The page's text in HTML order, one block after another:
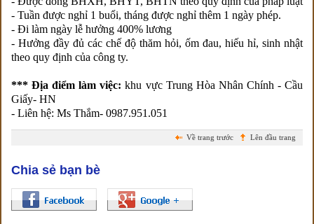
- Tuần được nghỉ 1 buổi, tháng được nghỉ thêm 1 ngày phép.
- Đi làm ngày lễ hưởng 400% lương
- Hưởng đầy đủ các chế độ thăm hỏi, ốm đau, hiếu hỉ, sinh nhật
theo quy định của công ty.
*** Địa điểm làm việc: khu vực Trung Hòa Nhân Chính - Cầu
Giấy- HN
- Liên hệ: Ms Thắm- 0987.951.051
Lên đầu trang
Về trang trước
Chia sẻ bạn bè